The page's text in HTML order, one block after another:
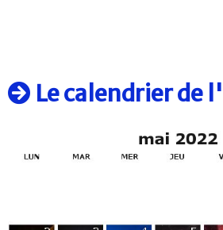
Le calendrier de